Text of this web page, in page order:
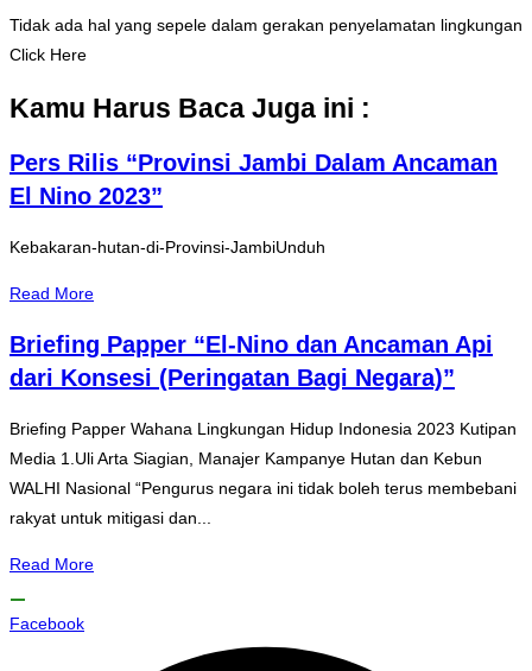
Tidak ada hal yang sepele dalam gerakan penyelamatan lingkungan
Click Here
Kamu Harus Baca Juga ini :
Pers Rilis “Provinsi Jambi Dalam Ancaman
El Nino 2023”
Kebakaran-hutan-di-Provinsi-JambiUnduh
Read More
Briefing Papper “El-Nino dan Ancaman Api
dari Konsesi (Peringatan Bagi Negara)”
Briefing Papper Wahana Lingkungan Hidup Indonesia 2023 Kutipan
Media 1.Uli Arta Siagian, Manajer Kampanye Hutan dan Kebun
WALHI Nasional “Pengurus negara ini tidak boleh terus membebani
rakyat untuk mitigasi dan...
Read More
Facebook